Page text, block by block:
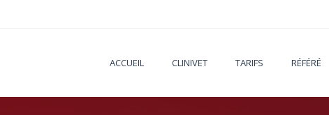
ACCUEIL CLINIVET TARIFS RÉFÉRÉ